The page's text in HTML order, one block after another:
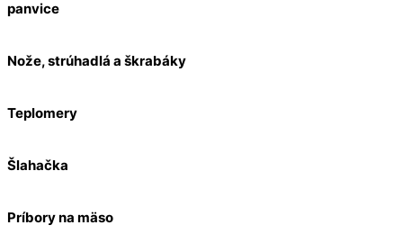
panvice
Nože, strúhadlá a škrabáky
Teplomery
Šlahačka
Príbory na mäso